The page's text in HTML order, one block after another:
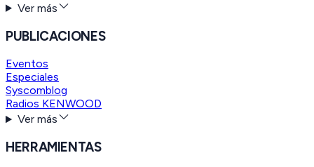
Ver más
PUBLICACIONES
Eventos
Especiales
Syscomblog
Radios KENWOOD
Ver más
HERRAMIENTAS